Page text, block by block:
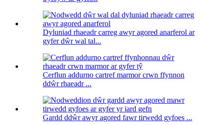
Dyluniad rhaeadr carreg awyr agored anarferol ar
gyfer dŵr wal tal...
Cerflun addurno cartref marmor crwn ffynnon
ddŵr rhaeadr ...
Gardd ddŵr awyr agored fawr tirwedd gyfoes ...